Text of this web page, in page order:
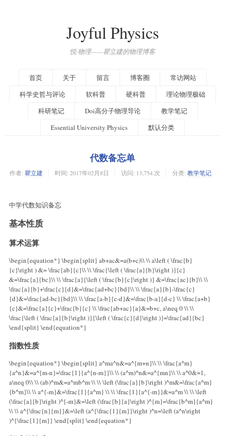
Joyful Physics
悦·物理——瞿立建的物理博客
首页 关于 留言 博客圈
常访网站
科学史哲与评论
软科普 硬科普
理论物理极础
科研笔记
Doi高分子物理导论
教学笔记
Essential University Physics
默认分类
代数备忘单
作者: 瞿立建 时间: 2017年02月8日 访问: 13,754 次 分类: 教学笔记
中学代数知识备忘
基本性质
算术运算
\begin{equation*} \begin{split} ab+ac&=a(b+c)\\ \\ a\left ( \frac{b}
{c}\right ) &= \frac{ab}{c}\\ \\ \frac{\left ( \frac{a}{b}\right )}{c}
&=\frac{a}{bc}\\ \\ \frac{a}{\left ( \frac{b}{c}\right )} &=\frac{ac}{b}\\ \\
\frac{a}{b}+\frac{c}{d}&=\frac{ad+bc}{bd}\\ \\ \frac{a}{b}-\frac{c}
{d}&=\frac{ad-bc}{bd}\\ \\ \frac{a-b}{c-d}&=\frac{b-a}{d-c} \\ \frac{a+b}
{c}&=\frac{a}{c}+\frac{b}{c} \\ \frac{ab+ac}{a}&=b+c, a\neq 0 \\ \\
\frac{\left ( \frac{a}{b}\right )}{\left ( \frac{c}{d}\right )}=\frac{ad}{bc}
\end{split} \end{equation*}
指数性质
\begin{equation*} \begin{split} a^ma^n&=a^{m+n}\\ \\ \frac{a^m}
{a^n}&=a^{m-n}=\frac{1}{a^{n-m}}\\ \\ (a^m)^n&=a^{mn}\\ \\ a^0&=1,
a\neq 0\\ \\ (ab)^m&=a^mb^m \\ \\ \left (\frac{a}{b}\right )^m&=\frac{a^m}
{b^m}\\ \\ a^{-m}&=\frac{1}{a^m} \\ \\ \frac{1}{a^{-m}}&=a^m \\ \\ \left
(\frac{a}{b}\right )^{-m}&=\left (\frac{b}{a}\right )^{m}=\frac{b^m}{a^m}
\\ \\ a^{\frac{n}{m}}&=\left (a^{\frac{1}{m}}\right )^n=\left (a^n\right
)^{\frac{1}{m}} \end{split} \end{equation*}